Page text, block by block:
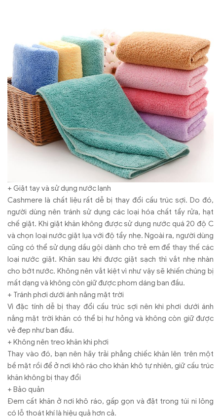
+ Giặt tay và sử dụng nước lạnh
Cashmere là chất liệu rất dễ bị thay đổi cấu trúc sợi. Do đó,
người dùng nên tránh sử dụng các loại hóa chất tẩy rửa, hạt
chế giặt. Khi giặt khăn không được sử dụng nước quá 20 độ C
và chọn loại nước giặt lụa với độ tẩy nhẹ. Ngoài ra, người dùng
cũng có thể sử dụng dầu gội dành cho trẻ em để thay thế các
loại nước giặt. Khăn sau khi được giặt sạch thì vắt nhẹ nhàn
cho bớt nước. Không nên vắt kiệt vì như vậy sẽ khiến chúng bị
mất dạng và không còn giữ được phom dáng ban đầu.
+ Tránh phơi dưới ánh nắng mặt trời
Vì đặc tính dễ bị thay đổi cấu trúc sợi nên khi phơi dưới ánh
nắng mặt trời khăn có thể bị hư hỏng và không còn giữ được
vẻ đẹp như ban đầu.
+ Không nên treo khăn khi phơi
Thay vào đó, bạn nên hãy trải phẳng chiếc khăn lên trên một
bề mặt rồi để ở nơi khô ráo cho khăn khô tự nhiên, giữ cấu trúc
khăn không bị thay đổi
+ Bảo quản
Đem cất khăn ở nơi khô ráo, gấp gọn và đặt trong túi ni lông
có lỗ thoát khí là hiệu quả hơn cả.